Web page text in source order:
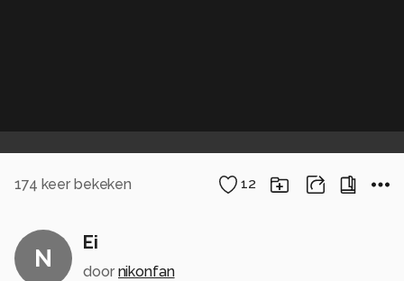
174 keer bekeken 12
N
Ei
door nikonfan